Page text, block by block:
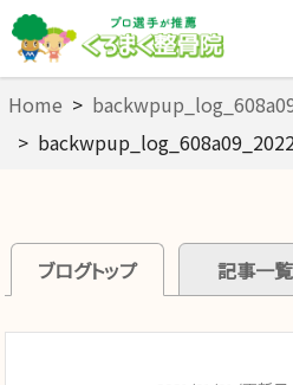
Home >
>
ブログトップ 記事一覧